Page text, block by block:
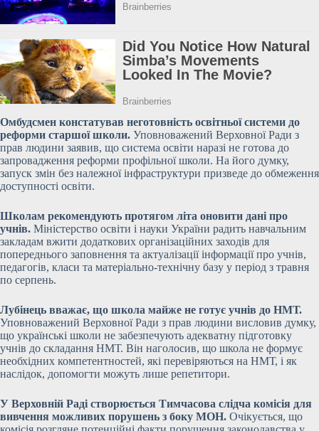
Омбудсмен констатував неготовність освітньої системи до
реформи старшої школи. Уповноважений Верховної Ради з
прав людини заявив, що система освіти наразі не готова до
запровадження реформи профільної школи. На його думку,
запуск змін без належної інфраструктури призведе до обмеження
доступності освіти.
Школам рекомендують протягом літа оновити дані про
учнів. Міністерство освіти і науки України радить навчальним
закладам вжити додаткових організаційних заходів для
попереднього заповнення та актуалізації інформації про учнів,
педагогів, класи та матеріально-технічну базу у період з травня
по серпень.
Лубінець вважає, що школа майже не готує учнів до НМТ.
Уповноважений Верховної Ради з прав людини висловив думку,
що українські школи не забезпечують адекватну підготовку
учнів до складання НМТ. Він наголосив, що школа не формує
необхідних компетентностей, які перевіряються на НМТ, і як
наслідок, допомогти можуть лише репетитори.
У Верховній Раді створюється Тимчасова слідча комісія для
вивчення можливих порушень з боку МОН. Очікується, що